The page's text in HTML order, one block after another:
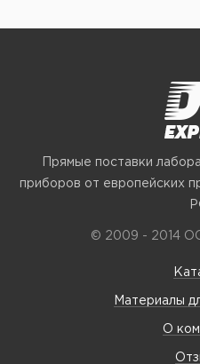
Прямые поставки
приборов от европейских
© 2009 - 2014
Материалы
О